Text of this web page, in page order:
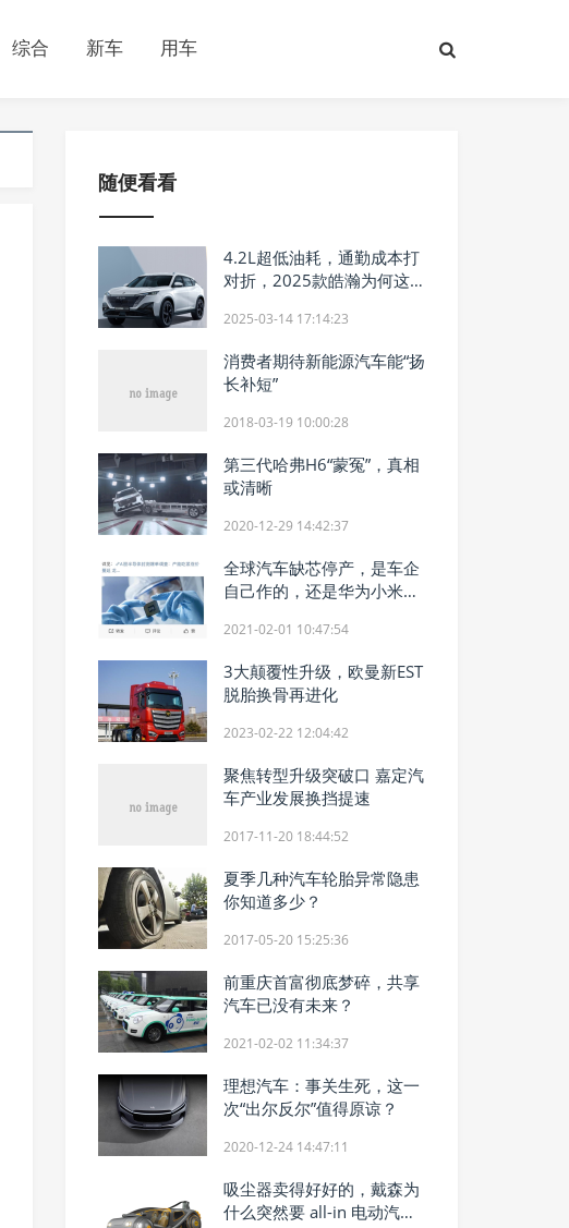
综合 新车 用车
随便看看
4.2L超低油耗，通勤成本打
对折，2025款皓瀚为何这
2025-03-14 17:14:23
消费者期待新能源汽车能“扬
长补短”
2018-03-19 10:00:28
第三代哈弗H6“蒙冤”，真相
或清晰
2020-12-29 14:42:37
全球汽车缺芯停产，是车企
自己作的，还是华为小米太
2021-02-01 10:47:54
3大颠覆性升级，欧曼新EST
脱胎换骨再进化
2023-02-22 12:04:42
聚焦转型升级突破口 嘉定汽
车产业发展换挡提速
2017-11-20 18:44:52
夏季几种汽车轮胎异常隐患
你知道多少？
2017-05-20 15:25:36
前重庆首富彻底梦碎，共享
汽车已没有未来？
2021-02-02 11:34:37
理想汽车：事关生死，这一
次“出尔反尔”值得原谅？
2020-12-24 14:47:11
吸尘器卖得好好的，戴森为
什么突然要 all-in 电动汽